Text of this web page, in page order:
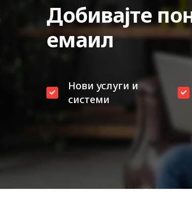
Добивајте
емаил
Нови услуги и
системи